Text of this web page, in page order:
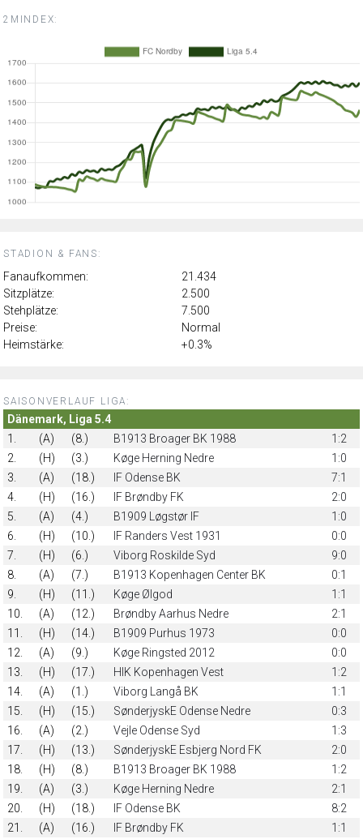
2MINDEX:
STADION & FANS:
Fanaufkommen:
21.434
Sitzplätze:
2.500
Stehplätze:
7.500
Preise:
Normal
Heimstärke:
+0.3%
SAISONVERLAUF LIGA:
Dänemark, Liga 5.4
1.
(A) (8.) B1913 Broager BK 1988
1:2
2.
(H) (3.) Køge Herning Nedre
1:0
3.
(A) (18.) IF Odense BK
7:1
4.
(H) (16.) IF Brøndby FK
2:0
5.
(A) (4.) B1909 Løgstør IF
1:0
6.
(H) (10.) IF Randers Vest 1931
0:0
7.
(H) (6.) Viborg Roskilde Syd
9:0
8.
(A) (7.) B1913 Kopenhagen Center BK
0:1
9.
(H) (11.) Køge Ølgod
1:1
10.
(A) (12.) Brøndby Aarhus Nedre
2:1
11.
(H) (14.) B1909 Purhus 1973
0:0
12.
(A) (9.) Køge Ringsted 2012
0:0
13.
(H) (17.) HIK Kopenhagen Vest
1:2
14.
(A) (1.) Viborg Langå BK
1:1
15.
(H) (15.) SønderjyskE Odense Nedre
0:3
16.
(A) (2.) Vejle Odense Syd
1:3
17.
(H) (13.) SønderjyskE Esbjerg Nord FK
2:0
18.
(H) (8.) B1913 Broager BK 1988
1:2
19.
(A) (3.) Køge Herning Nedre
2:1
20.
(H) (18.) IF Odense BK
8:2
21.
(A) (16.) IF Brøndby FK
1:1